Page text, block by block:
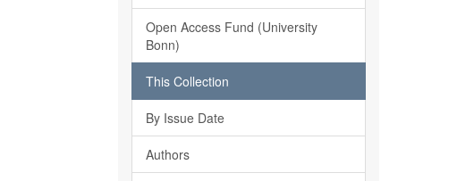
Open Access Fund (University
Bonn)
This Collection
By Issue Date
Authors